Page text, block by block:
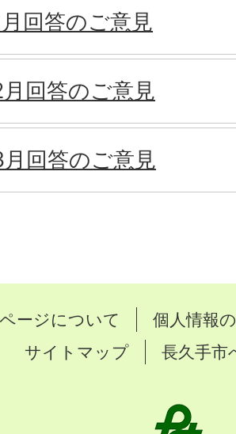
回答のご意見
回答のご意見
回答のご意見
ージについて
個人情報
サイトマップ
長久手市